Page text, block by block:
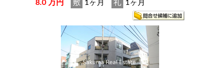
8.0 万円 敷 1ヶ月 礼 1ヶ月